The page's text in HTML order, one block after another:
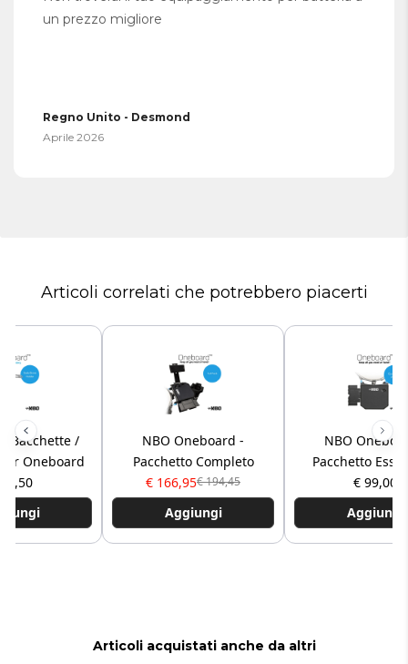
un prezzo migliore
Regno Unito - Desmond
Aprile 2026
Articoli correlati che potrebbero piacerti
Bacchette /
Oneboard
NBO Oneboard -
Pacchetto Completo
€ 166,95€ 194,45
Aggiungi
NBO
Pacchetto
€ 99,00
Aggiungi
Articoli acquistati anche da altri